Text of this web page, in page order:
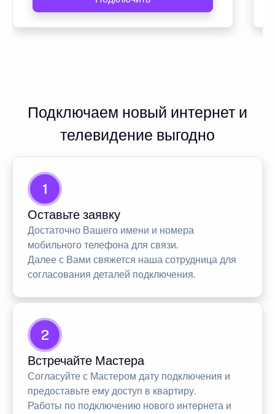
Подключаем новый интернет и
телевидение выгодно
1
Оставьте заявку
Достаточно Вашего имени и номера
мобильного телефона для связи.
Далее с Вами свяжется наша сотрудница для
согласования деталей подключения.
2
Встречайте Мастера
Согласуйте с Мастером дату подключения и
предоставьте ему доступ в квартиру.
Работы по подключению нового интернета и